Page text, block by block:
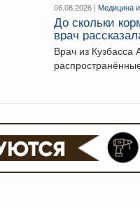
06.08.2026 | Медицина
До скольки
врач
Врач из Кузбасса